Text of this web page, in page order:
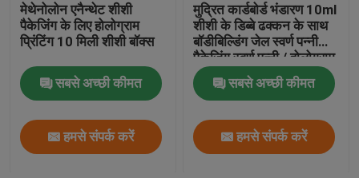
मेथेनोलोन एनैन्थेट शीशी
पैकेजिंग के लिए होलोग्राम
प्रिंटिंग 10 मिली शीशी बॉक्स
सबसे अच्छी कीमत
हमसे संपर्क करें
मुद्रित कार्डबोर्ड भंडारण 10ml
शीशी के डिब्बे ढक्कन के साथ
बॉडीबिल्डिंग जेल स्वर्ण पन्नी
पैकेजिंग स्वर्ण पन्नी / होलोग्राम
प्रभाव
सबसे अच्छी कीमत
हमसे संपर्क करें